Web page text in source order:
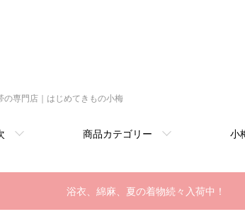
専門店｜はじめてきもの小梅
商品カテゴリー 小
浴衣、綿麻、夏の着物続々入荷中！